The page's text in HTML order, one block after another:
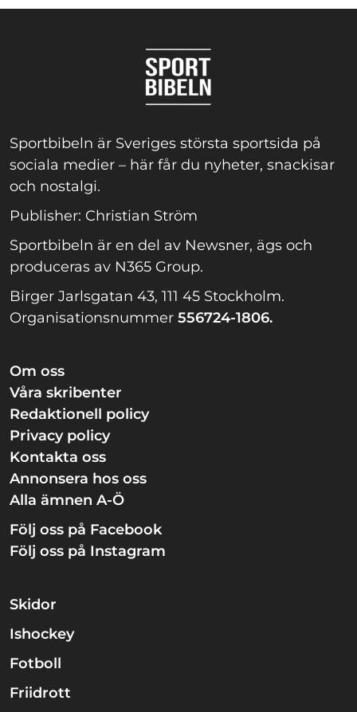
Sportbibeln är Sveriges största sportsida på
sociala medier – här får du nyheter, snackisar
och nostalgi.
Publisher: Christian Ström
Sportbibeln är en del av Newsner, ägs och
produceras av N365 Group.
Birger Jarlsgatan 43, 111 45 Stockholm.
Organisationsnummer 556724-1806.
Om oss
Våra skribenter
Redaktionell policy
Privacy policy
Kontakta oss
Annonsera hos oss
Alla ämnen A-Ö
Följ oss på Facebook
Följ oss på Instagram
Skidor
Ishockey
Fotboll
Friidrott